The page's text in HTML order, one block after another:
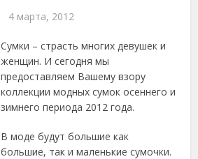
4 марта, 2012
Сумки – страсть многих девушек и
женщин. И сегодня мы
предоставляем Вашему взору
коллекции модных сумок осеннего и
зимнего периода 2012 года.
В моде будут большие как
большие, так и маленькие сумочки.